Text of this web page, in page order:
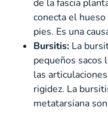
de la fascia
conecta el
pies. Es una
Bursitis: La
pequeños sacos
las
rigidez. La
metatarsiana